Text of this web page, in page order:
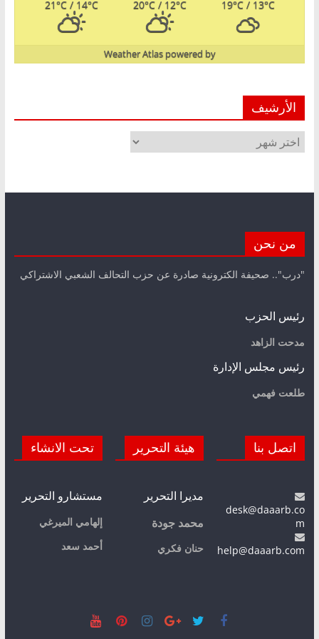
19°C/ 13°C
20°C / 12°C
21°C / 14°C
powered by
Weather Atlas
الأرشيف
الأرشيف
من نحن
"درب".. صحيفة الكترونية صادرة عن حزب التحالف الشعبي الاشتراكي
رئيس الحزب
مدحت الزاهد
رئيس مجلس الإدارة
طلعت فهمي
اتصل بنا
desk@daaarb.co
m
help@daaarb.com
هيئة التحرير
مديرا التحرير
محمد جودة
حنان فكري
تحت الانشاء
مستشارو التحرير
إلهامي الميرغي
أحمد سعد